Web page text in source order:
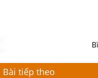
Bài tiếp theo